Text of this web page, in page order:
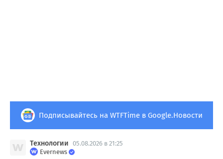
Подписывайтесь на WTFTime в Google.Новости
Технологии 05.08.2026 в 21:25
Evernews